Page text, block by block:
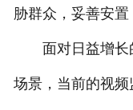
胁群众，妥善安置
面对日益增长
场景，当前的视